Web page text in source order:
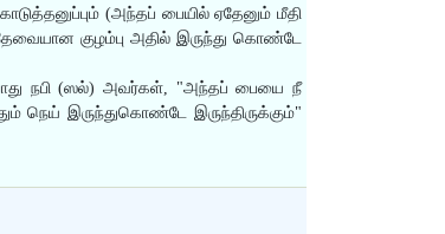
(அந்தப் பையில் ஏதேனும் மீதி
குழம்பு அதில் இருந்து கொண்டே
நபி (ஸல்) அவர்கள், "அந்தப் பையை நீ
நெய் இருந்துகொண்டே இருந்திருக்கும்"